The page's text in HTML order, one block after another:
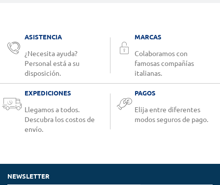
ASISTENCIA
¿Necesita ayuda?
Personal está a su
disposición.
MARCAS
Colaboramos con
famosas compañías
italianas.
EXPEDICIONES
Llegamos a todos.
Descubra los costos de
envío.
PAGOS
Elija entre diferentes
modos seguros de pago.
NEWSLETTER